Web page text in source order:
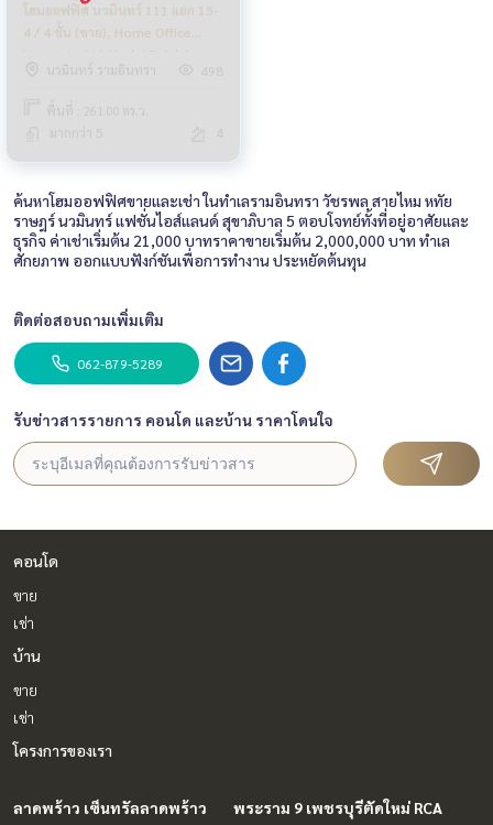
โฮมออฟฟิศ นวมินทร์ 111 แยก 15-
4 / 4 ชั้น (ขาย), Home Office
Nawamin 111 Yaek 15-4 / 4
Storey (FOR SALE) HL1396
นวมินทร์ รามอินทรา 498
พื้นที่ : 261.00 ตร.ว.
มากกว่า 5 4
ค้นหาโฮมออฟฟิศขายและเช่า ในทำเลรามอินทรา วัชรพล สายไหม หทัย
ราษฎร์ นวมินทร์ แฟชั่นไอส์แลนด์ สุขาภิบาล 5 ตอบโจทย์ทั้งที่อยู่อาศัยและ
ธุรกิจ ค่าเช่าเริ่มต้น 21,000 บาทราคาขายเริ่มต้น 2,000,000 บาท ทำเล
ศักยภาพ ออกแบบฟังก์ชันเพื่อการทำงาน ประหยัดต้นทุน
ติดต่อสอบถามเพิ่มเติม
062-879-5289
รับข่าวสารรายการ คอนโด และบ้าน ราคาโดนใจ
คอนโด
ขาย
เช่า
บ้าน
ขาย
เช่า
โครงการของเรา
ลาดพร้าว เซ็นทรัลลาดพร้าว
พระราม 9 เพชรบุรีตัดใหม่ RCA